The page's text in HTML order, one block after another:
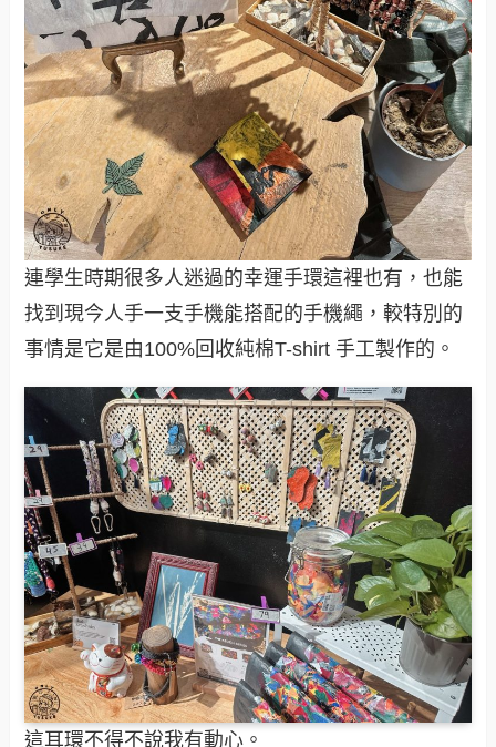
連學生時期很多人迷過的幸運手環這裡也有，也能
找到現今人手一支手機能搭配的手機繩，較特別的
事情是它是由100%回收純棉T-shirt 手工製作的。
這耳環不得不說我有動心。